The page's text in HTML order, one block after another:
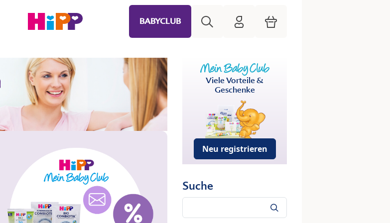
BABYCLUB HiPP Mein Babyclub
Warenkorb
Viele Vorteile &
Geschenke
Neu registrieren
Suche